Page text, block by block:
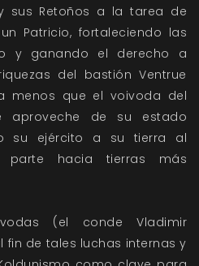
sus Retoños a la tarea de
Patricio, fortaleciendo las
y ganando el derecho a
del bastión Ventrue
menos que el voivoda del
aproveche de su estado
su ejército a su tierra al
hacia tierras más
(el conde Vladimir
fin de tales luchas internas y